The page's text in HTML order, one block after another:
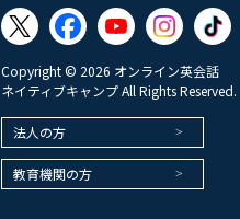
Copyright © 2026 オンライン英会話
ネイティブキャンプ All Rights Reserved.
法人の方
教育機関の方